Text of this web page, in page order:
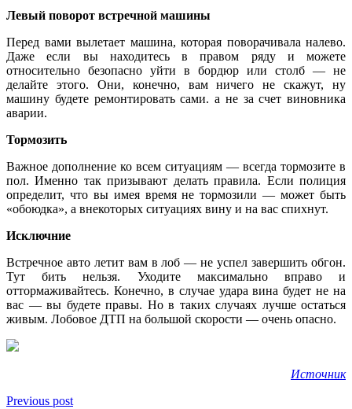
Левый поворот встречной машины
Перед вами вылетает машина, которая поворачивала налево.
Даже если вы находитесь в правом ряду и можете
относительно безопасно уйти в бордюр или столб — не
делайте этого. Они, конечно, вам ничего не скажут, ну
машину будете ремонтировать сами. а не за счет виновника
аварии.
Тормозить
Важное дополнение ко всем ситуациям — всегда тормозите в
пол. Именно так призывают делать правила. Если полиция
определит, что вы имея время не тормозили — может быть
«обоюдка», а внекоторых ситуациях вину и на вас спихнут.
Исключние
Встречное авто летит вам в лоб — не успел завершить обгон.
Тут бить нельзя. Уходите максимально вправо и
оттормаживайтесь. Конечно, в случае удара вина будет не на
вас — вы будете правы. Но в таких случаях лучше остаться
живым. Лобовое ДТП на большой скорости — очень опасно.
Источник
Previous post